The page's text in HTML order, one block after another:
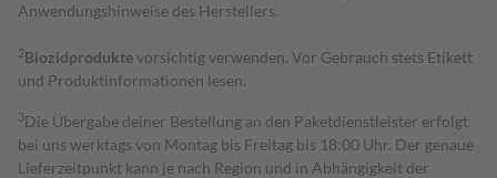
Anwendungshinweise des Herstellers.
2Biozidproduktevorsichtig verwenden. Vor Gebrauch stets Etikett
und Produktinformationen lesen.
3Die Übergabe deiner Bestellung an den Paketdienstleister erfolgt
bei uns werktags von Montag bis Freitag bis 18:00 Uhr. Der genaue
Lieferzeitpunkt kann je nach Region und in Abhängigkeit der